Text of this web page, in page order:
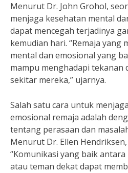
Menurut Dr. John Grohol,
menjaga kesehatan mental
dapat mencegah terjadinya
kemudian hari. “Remaja yang
mental dan emosional yang
mampu menghadapi tekanan
sekitar mereka,” ujarnya.
Salah satu cara untuk
emosional remaja adalah
tentang perasaan dan
Menurut Dr. Ellen
“Komunikasi yang baik
atau teman dekat dapat